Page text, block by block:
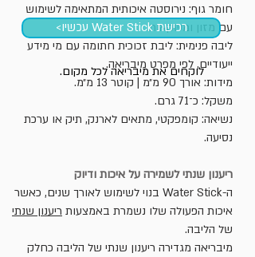
חומר גוף: נירוסטה איכותית המתאימה לשימוש
עם מזון ומשקאות.
ליבה פנימית: ליבת זכוכית חתומה עם מי מידע
ייעודיים, לפי מפרט מיבריאה.
מידות: אורך 90 מ״מ | קוטר 13 מ״מ.
משקל: כ־71 גרם.
נשיאה: קומפקטי, מתאים לארנק, תיק או ערכת
נסיעה.
ריענון שנתי לשמירה על איכות ודיוק
ה-Water Stick בנוי לשימוש לאורך שנים, כאשר
איכות הפעולה שלו נשמרת באמצעות ריענון שנתי
של הליבה.
מיבריאה מגדירה ריענון שנתי של הליבה כחלק
רכישת Water Stick עכשיו>
לוקחים את מיבריאה לכל מקום.